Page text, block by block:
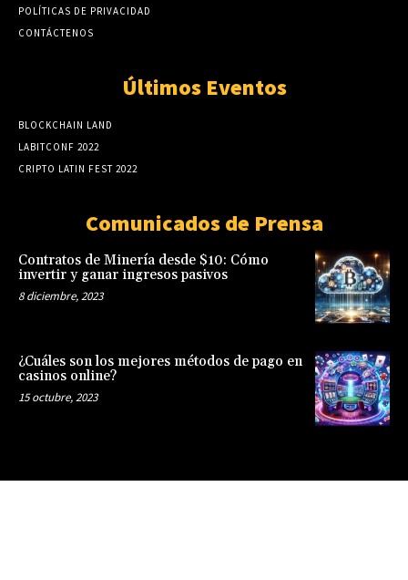
POLÍTICAS DE PRIVACIDAD
CONTÁCTENOS
Últimos Eventos
BLOCKCHAIN LAND
LABITCONF 2022
CRIPTO LATIN FEST 2022
Comunicados de Prensa
Contratos de Minería desde $10: Cómo
invertir y ganar ingresos pasivos
8 diciembre, 2023
¿Cuáles son los mejores métodos de pago en
casinos online?
15 octubre, 2023